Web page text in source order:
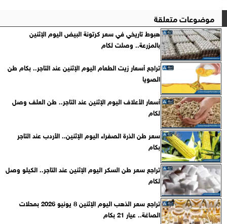
موضوعات متعلقة
هبوط تاريخي في سعر كرتونة البيض اليوم الإثنين
بالمزرعة.. وصلت لكام
تراجع أسعار زيت الطعام اليوم الإثنين عند التاجر.. بكام طن
الصويا
أسعار الأعلاف اليوم الإثنين عند التاجر.. طن العلف وصل
لكام
سعر طن الذرة الصفراء اليوم الإثنين.. الأردب عند التاجر
بكام
تراجع سعر طن السكر اليوم الإثنين عند التاجر.. الكيلو وصل
لكام
تراجع سعر الذهب اليوم الإثنين 8 يونيو 2026 بمحلات
الصاغة.. عيار 21 بكام